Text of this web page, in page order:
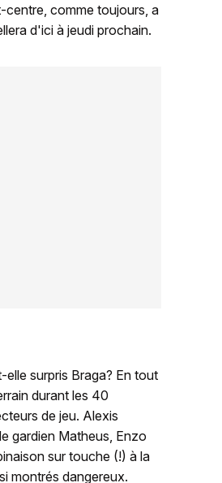
centre, comme toujours, a
d'ici à jeudi prochain.
surpris Braga? En tout
durant les 40
de jeu. Alexis
gardien Matheus, Enzo
sur touche (!) à la
montrés dangereux.